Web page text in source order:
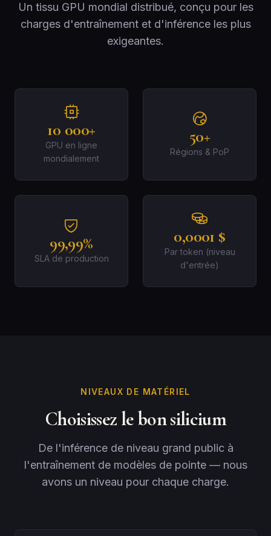
Un tissu GPU mondial distribué, conçu pour les
charges d'entraînement et d'inférence les plus
exigeantes.
10 000+
GPU en ligne
mondialement
50+
Régions & PoP
99,99%
SLA de production
0,0001 $
Par token (niveau
d'entrée)
NIVEAUX DE MATÉRIEL
Choisissez le bon silicium
De l'inférence de niveau grand public à
l'entraînement de modèles de pointe — nous
avons un niveau pour chaque charge.